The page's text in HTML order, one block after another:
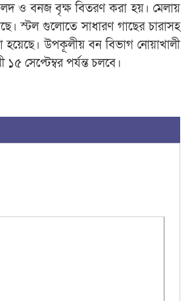
ফলদ ও বনজ বৃক্ষ বিতরণ করা হয়। মেলায়
স্টল গুলোতে সাধারণ গাছের চারাসহ
হয়েছে। উপকূলীয় বন বিভাগ নোয়াখালী
সেপ্টেম্বর পর্যন্ত চলবে।